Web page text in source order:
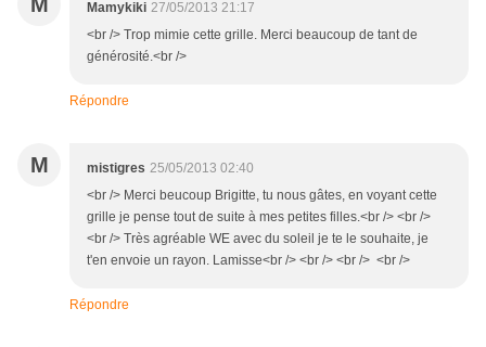
Mamykiki 27/05/2013 21:17
<br /> Trop mimie cette grille. Merci beaucoup de tant de
générosité.<br />
Répondre
M mistigres 25/05/2013 02:40
<br /> Merci beucoup Brigitte, tu nous gâtes, en voyant cette
grille je pense tout de suite à mes petites filles.<br /> <br />
<br /> Très agréable WE avec du soleil je te le souhaite, je
t'en envoie un rayon. Lamisse<br /> <br /> <br /> <br />
Répondre